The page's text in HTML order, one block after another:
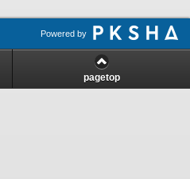
Powered by
pagetop